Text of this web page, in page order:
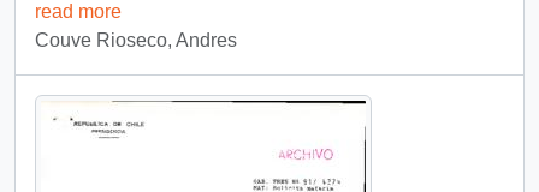
read more
Couve Rioseco, Andres